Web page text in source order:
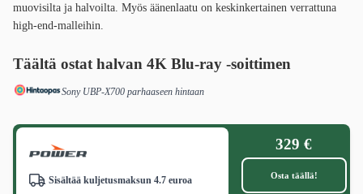
muovisilta ja halvoilta. Myös äänenlaatu on keskinkertainen verrattuna
high-end-malleihin.
Täältä ostat halvan 4K Blu-ray -soittimen
Sony UBP-X700 parhaaseen hintaan
Sisältää kuljetusmaksun 4.7 euroa
329 €
Osta täällä!